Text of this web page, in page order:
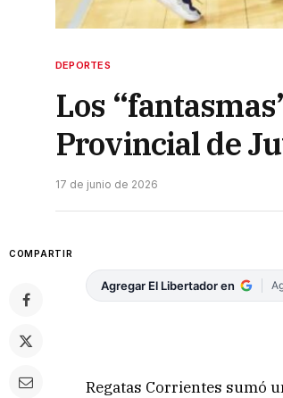
DEPORTES
Los
Provincial de
17 de junio de 2026
COMPARTIR
Agregar El Libertador en
Regatas Corrientes sumó